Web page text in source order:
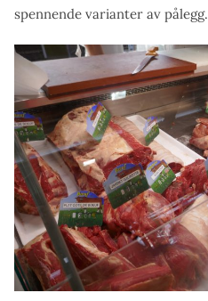
spennende varianter av pålegg.